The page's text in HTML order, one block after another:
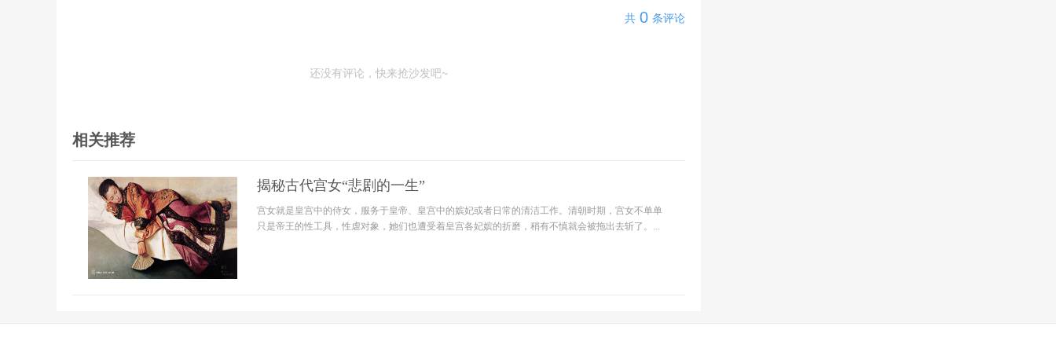
共 0 条评论
还没有评论，快来抢沙发吧~
相关推荐
揭秘古代宫女“悲剧的一生”
宫女就是皇宫中的侍女，服务于皇帝、皇宫中的嫔妃或者日常的清洁工作。清朝时期，宫女不单单
只是帝王的性工具，性虐对象，她们也遭受着皇宫各妃嫔的折磨，稍有不慎就会被拖出去斩了。...